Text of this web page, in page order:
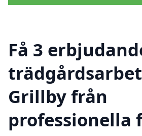
Få 3
Grillby från
professionella